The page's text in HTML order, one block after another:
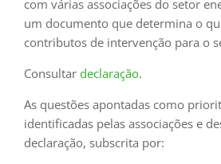
com várias associações do setor
um documento que determina o
contributos de intervenção para o
Consultar declaração.
As questões apontadas como
identificadas pelas associações e
declaração, subscrita por: